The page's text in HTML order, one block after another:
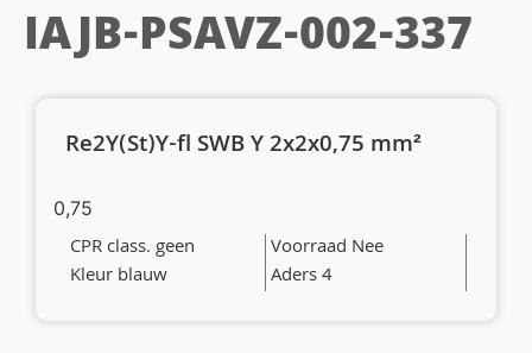
IAJB-PSAVZ-002-337
Re2Y(St)Y-fl SWB Y 2x2x0,75 mm²
0,75
CPR class. geen
Voorraad Nee
Kleur blauw
Aders 4